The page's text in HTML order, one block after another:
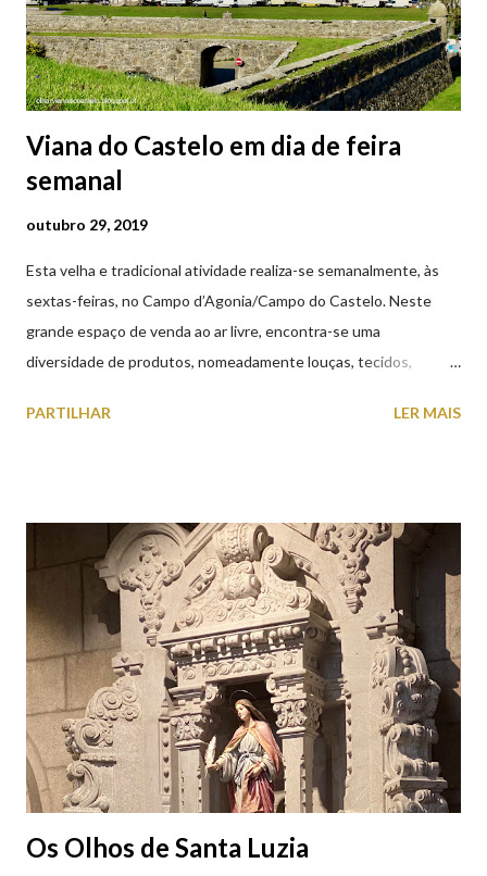
Viana do Castelo em dia de feira
semanal
outubro 29, 2019
Esta velha e tradicional atividade realiza-se semanalmente, às
sextas-feiras, no Campo d’Agonia/Campo do Castelo. Neste
grande espaço de venda ao ar livre, encontra-se uma
diversidade de produtos, nomeadamente louças, tecidos,
cobres entre muitos outros. Horário de funcionamento | Verão
(2019.10.25) Feira Semanal em Viana do Castelo (2019.10.25)
Feira Semanal em Viana do Castelo (2019.10.25) Feira Semanal
em Viana do Castelo (2019.10.25) Feira Semanal em Viana do
Castelo (2019.10.25) Feira Semanal em Viana do Castelo
(2019.10.25)
PARTILHAR LER MAIS
Os Olhos de Santa Luzia